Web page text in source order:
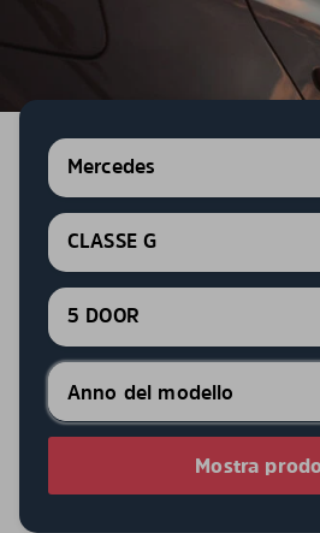
Mercedes
CLASSE G
5 DOOR
Mostra